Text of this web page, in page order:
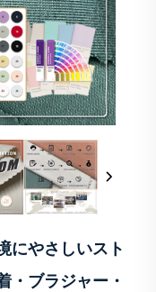
にやさしいスト
・ブラジャー・